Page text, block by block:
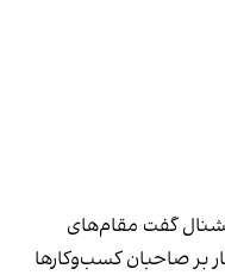
گفت مقام‌های
بر صاحبان کسب‌وکارها